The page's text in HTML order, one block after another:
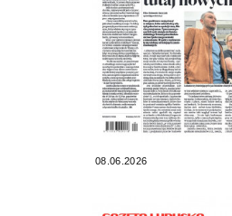
08.06.2026